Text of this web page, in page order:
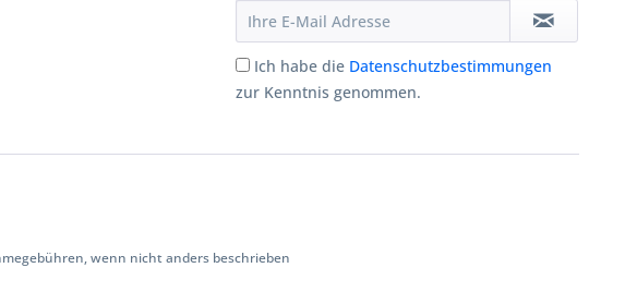
Ich habe die Datenschutzbestimmungen
zur Kenntnis genommen.
wenn nicht anders beschrieben